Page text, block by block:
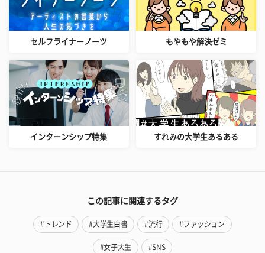
セルフライナーノーツ もやもや解決ゼミ
インターンシップ特集 すれみの大学生あるある
この記事に関連するタグ
#トレンド #大学生白書 #流行 #ファッション
#女子大生 #SNS